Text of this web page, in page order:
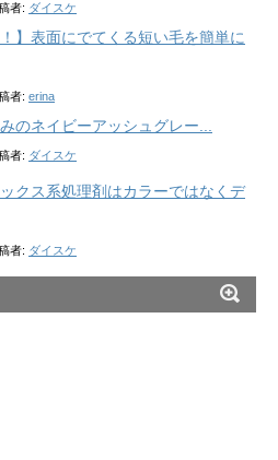
者: ダイスケ
！】表面にでてくる短い毛を簡単に
者: erina
のネイビーアッシュグレー...
者: ダイスケ
ックス系処理剤はカラーではなくデ
者: ダイスケ